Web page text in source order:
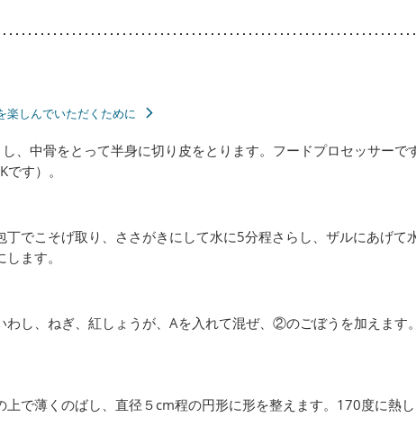
楽しんでいただくために
、中骨をとって半身に切り皮をとります。フードプロセッサーで
す）。
丁でこそげ取り、ささがきにして水に5分程さらし、ザルにあげて
ます。
し、ねぎ、紅しょうが、Aを入れて混ぜ、②のごぼうを加えます。
で薄くのばし、直径５cm程の円形に形を整えます。170度に熱